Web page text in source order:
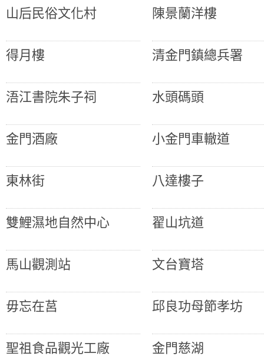
山后民俗文化村
陳景蘭洋樓
得月樓 清金門鎮總兵署
浯江書院朱子祠 水頭碼頭
金門酒廠 小金門車轍道
東林街 八達樓子
雙鯉濕地自然中心 翟山坑道
馬山觀測站 文台寶塔
毋忘在莒 邱良功母節孝坊
聖祖食品觀光工廠 金門慈湖